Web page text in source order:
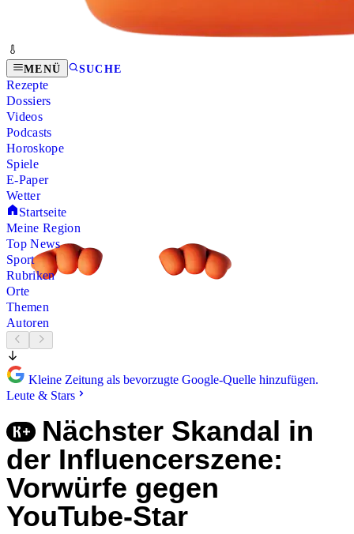
MENÜ SUCHE
Rezepte
Dossiers
Videos
Podcasts
Horoskope
Spiele
E-Paper
Wetter
Startseite
Meine Region
Top News
Sport
Rubriken
Orte
Themen
Autoren
Kleine Zeitung als bevorzugte Google-Quelle hinzufügen.
Leute & Stars
Nächster Skandal in
der Influencerszene:
Vorwürfe gegen
YouTube-Star